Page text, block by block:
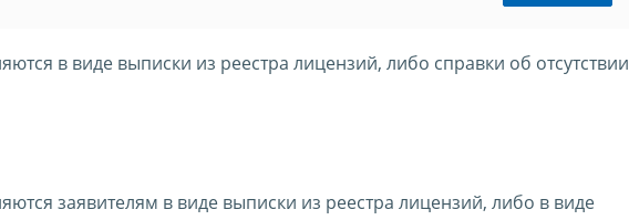
в виде выписки из реестра лицензий, либо справки об отсутствии
заявителям в виде выписки из реестра лицензий, либо в виде